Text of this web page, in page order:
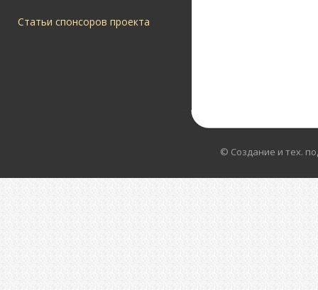
Статьи спонсоров проекта
© Создание и тех.